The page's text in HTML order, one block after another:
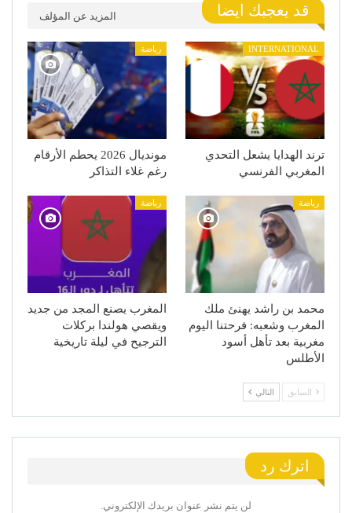
قد يعجبك ايضا المزيد عن المؤلف
INTERNATIONAL
ترند الهدايا يشعل التحدي
المغربي الفرنسي
رياضة
مونديال 2026 يحطم الأرقام
رغم غلاء التذاكر
رياضة
محمد بن راشد يهنئ ملك
المغرب وشعبه: فرحتنا اليوم
مغربية بعد تأهل أسود
الأطلس
رياضة
المغرب يصنع المجد من جديد
ويقصي هولندا بركلات
الترجيح في ليلة تاريخية
السابق التالي
اترك رد
لن يتم نشر عنوان بريدك الإلكتروني.